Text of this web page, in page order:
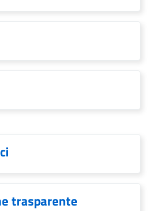
trasparente